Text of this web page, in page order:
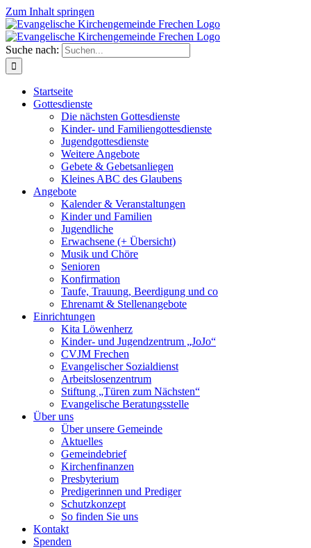
Zum Inhalt springen
Suche nach:
Startseite
Gottesdienste
Die nächsten Gottesdienste
Kinder- und Familiengottesdienste
Jugendgottesdienste
Weitere Angebote
Gebete & Gebetsanliegen
Kleines ABC des Glaubens
Angebote
Kalender & Veranstaltungen
Kinder und Familien
Jugendliche
Erwachsene (+ Übersicht)
Musik und Chöre
Senioren
Konfirmation
Taufe, Trauung, Beerdigung und co
Ehrenamt & Stellenangebote
Einrichtungen
Kita Löwenherz
Kinder- und Jugendzentrum „JoJo“
CVJM Frechen
Evangelischer Sozialdienst
Arbeitslosenzentrum
Stiftung „Türen zum Nächsten“
Evangelische Beratungsstelle
Über uns
Über unsere Gemeinde
Aktuelles
Gemeindebrief
Kirchenfinanzen
Presbyterium
Predigerinnen und Prediger
Schutzkonzept
So finden Sie uns
Kontakt
Spenden